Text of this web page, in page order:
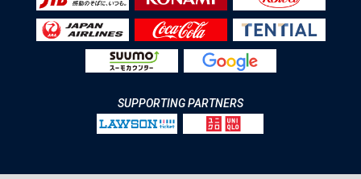
SUPPORTING PARTNERS